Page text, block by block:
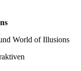
World of Illusions